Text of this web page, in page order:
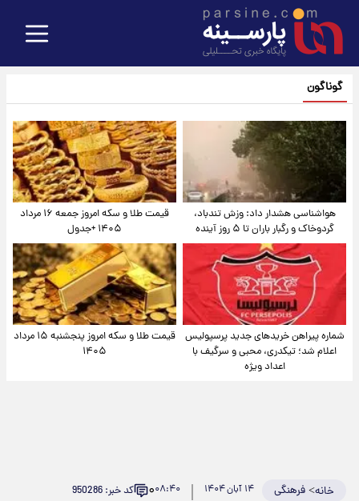
گوناگون
هواشناسی هشدار داد: وزش تندباد،
گردوخاک و رگبار باران تا ۵ روز آینده
قیمت طلا و سکه امروز جمعه ۱۶ مرداد
۱۴۰۵ +جدول
شماره پیراهن خریدهای جدید پرسپولیس
اعلام شد؛ تیکدری، محبی و سرگیف با
اعداد ویژه
قیمت طلا و سکه امروز پنجشنبه ۱۵ مرداد
۱۴۰۵
خانه>فرهنگی ۱۴ آبان ۱۴۰۴ ۰۸:۴۰۰ کد خبر: 950286